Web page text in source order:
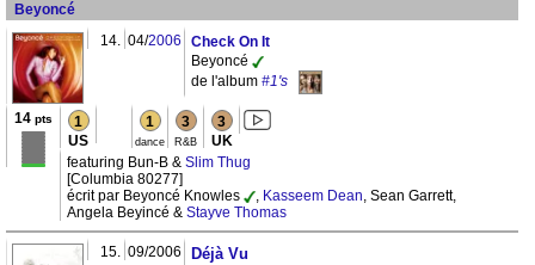
Beyoncé
14. 04/2006
Check On It
Beyoncé
de l'album #1's
14 pts 1
US
1
dance
3
R&B
3
UK
featuring Bun-B & Slim Thug
[Columbia 80277]
écrit par Beyoncé Knowles
, Kasseem Dean, Sean Garrett,
Angela Beyincé & Stayve Thomas
15. 09/2006
Déjà Vu